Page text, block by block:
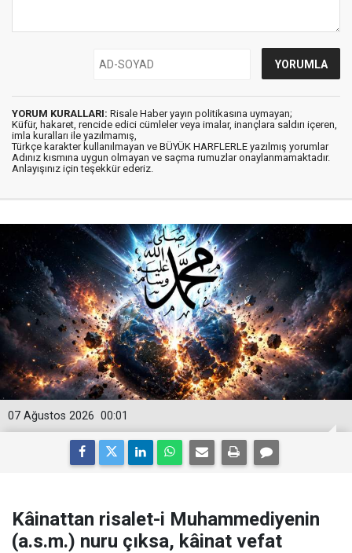
YORUM KURALLARI: Risale Haber yayın politikasına uymayan;
Küfür, hakaret, rencide edici cümleler veya imalar, inançlara saldırı içeren,
imla kuralları ile yazılmamış,
Türkçe karakter kullanılmayan ve BÜYÜK HARFLERLE yazılmış yorumlar
Adınız kısmına uygun olmayan ve saçma rumuzlar onaylanmamaktadır.
Anlayışınız için teşekkür ederiz.
00:01
07 Ağustos 2026
Kâinattan risalet-i Muhammediyenin
(a.s.m.) nuru çıksa, kâinat vefat